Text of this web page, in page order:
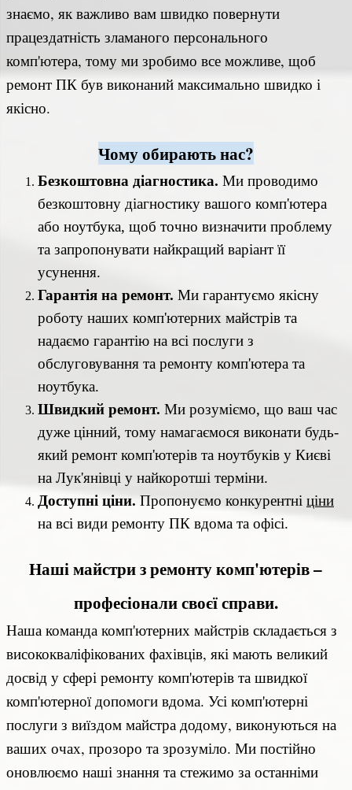
знаємо, як важливо вам швидко повернути
працездатність зламаного персонального
комп'ютера, тому ми зробимо все можливе, щоб
ремонт ПК був виконаний максимально швидко і
якісно.
Чому обирають нас?
Безкоштовна діагностика. Ми проводимо
безкоштовну діагностику вашого комп'ютера
або ноутбука, щоб точно визначити проблему
та запропонувати найкращий варіант її
усунення.
Гарантія на ремонт. Ми гарантуємо якісну
роботу наших комп'ютерних майстрів та
надаємо гарантію на всі послуги з
обслуговування та ремонту комп'ютера та
ноутбука.
Швидкий ремонт. Ми розуміємо, що ваш час
дуже цінний, тому намагаємося виконати будь-
який ремонт комп'ютерів та ноутбуків у Києві
на Лук'янівці у найкоротші терміни.
Доступні ціни. Пропонуємо конкурентні ціни
на всі види ремонту ПК вдома та офісі.
Наші майстри з ремонту комп'ютерів –
професіонали своєї справи.
Наша команда комп'ютерних майстрів складається з
висококваліфікованих фахівців, які мають великий
досвід у сфері ремонту комп'ютерів та швидкої
комп'ютерної допомоги вдома. Усі комп'ютерні
послуги з виїздом майстра додому, виконуються на
ваших очах, прозоро та зрозуміло. Ми постійно
оновлюємо наші знання та стежимо за останніми